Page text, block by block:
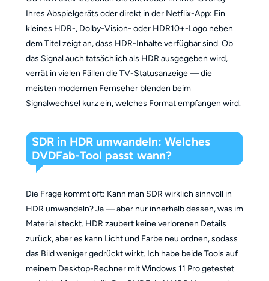
Ihres Abspielgeräts oder direkt in der Netflix-App: Ein
kleines HDR-, Dolby-Vision- oder HDR10+-Logo neben
dem Titel zeigt an, dass HDR-Inhalte verfügbar sind. Ob
das Signal auch tatsächlich als HDR ausgegeben wird,
verrät in vielen Fällen die TV-Statusanzeige — die
meisten modernen Fernseher blenden beim
Signalwechsel kurz ein, welches Format empfangen wird.
SDR in HDR umwandeln: Welches
DVDFab-Tool passt wann?
Die Frage kommt oft: Kann man SDR wirklich sinnvoll in
HDR umwandeln? Ja — aber nur innerhalb dessen, was im
Material steckt. HDR zaubert keine verlorenen Details
zurück, aber es kann Licht und Farbe neu ordnen, sodass
das Bild weniger gedrückt wirkt. Ich habe beide Tools auf
meinem Desktop-Rechner mit Windows 11 Pro getestet